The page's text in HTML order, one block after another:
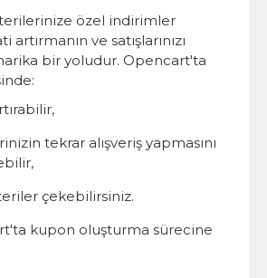
özel indirimler
artırmanın ve satışlarınızı
bir yoludur. Opencart'ta
tekrar alışveriş yapmasını
çekebilirsiniz.
kupon oluşturma sürecine